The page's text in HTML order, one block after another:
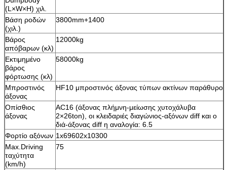
(L×W×H) χιλ.
Βάση ροδών
(χιλ.)
3800mm+1400
Βάρος
απόβαρων (κλ)
12000kg
Εκτιμημένο
βάρος
φόρτωσης (κλ)
58000kg
Μπροστινός
άξονας
HF10 μπροστινός άξονας τύπων ακτίνων παράθυρο
Οπίσθιος
άξονας
AC16 (άξονας πλήμνη-μείωσης χυτοχάλυβα
2×26ton), οι κλειδαριές διαγώνιος-αξόνων diff και ο
διά-άξονας diff η αναλογία: 6.5
Φορτίο αξόνων 1x69602x10300
Max.Driving
ταχύτητα
(km/h)
75